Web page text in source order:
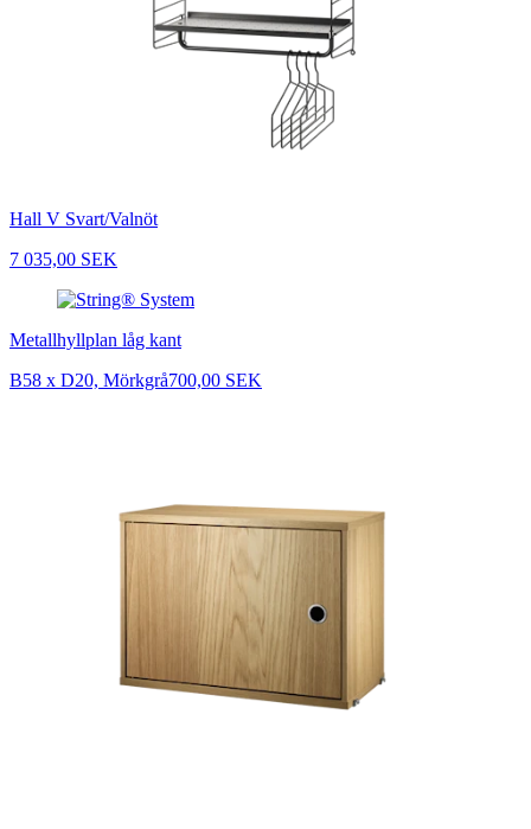
Hall V Svart/Valnöt
7 035,00 SEK
Metallhyllplan låg kant
B58 x D20, Mörkgrå700,00 SEK